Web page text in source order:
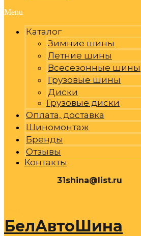
Menu
Каталог
Зимние шины
Летние шины
Всесезонные шины
Грузовые шины
Диски
Грузовые диски
Оплата, доставка
Шиномонтаж
Бренды
Отзывы
Контакты
31shina@list.ru
БелАвтоШина